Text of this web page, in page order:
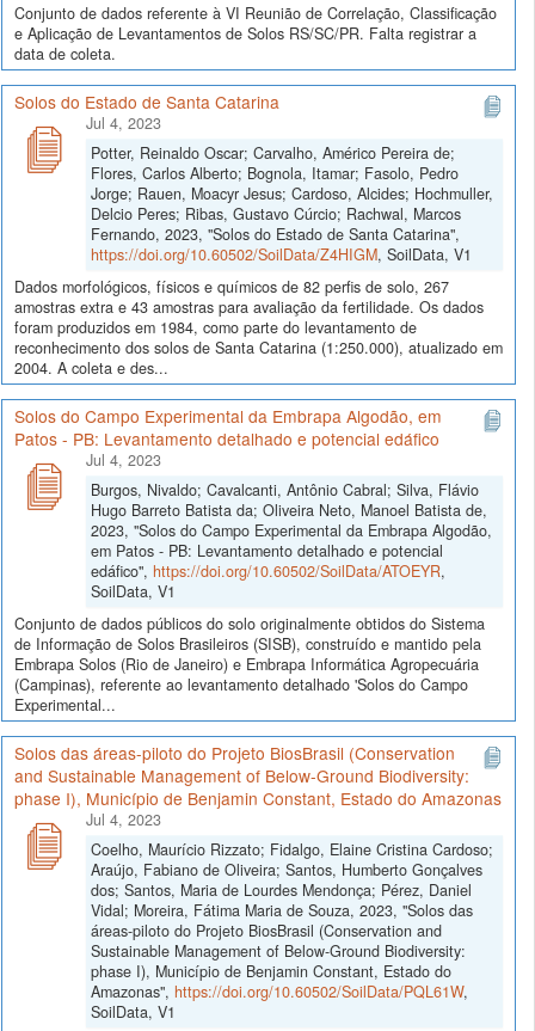
Conjunto de dados referente à VI Reunião de Correlação, Classificação
e Aplicação de Levantamentos de Solos RS/SC/PR. Falta registrar a
data de coleta.
Solos do Estado de Santa Catarina
Jul 4, 2023
Potter, Reinaldo Oscar; Carvalho, Américo Pereira de;
Flores, Carlos Alberto; Bognola, Itamar; Fasolo, Pedro
Jorge; Rauen, Moacyr Jesus; Cardoso, Alcides; Hochmuller,
Delcio Peres; Ribas, Gustavo Cúrcio; Rachwal, Marcos
Fernando, 2023, "Solos do Estado de Santa Catarina",
https://doi.org/10.60502/SoilData/Z4HIGM, SoilData, V1
Dados morfológicos, físicos e químicos de 82 perfis de solo, 267
amostras extra e 43 amostras para avaliação da fertilidade. Os dados
foram produzidos em 1984, como parte do levantamento de
reconhecimento dos solos de Santa Catarina (1:250.000), atualizado em
2004. A coleta e des...
Solos do Campo Experimental da Embrapa Algodão, em
Patos - PB: Levantamento detalhado e potencial edáfico
Jul 4, 2023
Burgos, Nivaldo; Cavalcanti, Antônio Cabral; Silva, Flávio
Hugo Barreto Batista da; Oliveira Neto, Manoel Batista de,
2023, "Solos do Campo Experimental da Embrapa Algodão,
em Patos - PB: Levantamento detalhado e potencial
edáfico", https://doi.org/10.60502/SoilData/ATOEYR,
SoilData, V1
Conjunto de dados públicos do solo originalmente obtidos do Sistema
de Informação de Solos Brasileiros (SISB), construído e mantido pela
Embrapa Solos (Rio de Janeiro) e Embrapa Informática Agropecuária
(Campinas), referente ao levantamento detalhado 'Solos do Campo
Experimental...
Solos das áreas-piloto do Projeto BiosBrasil (Conservation
and Sustainable Management of Below-Ground Biodiversity:
phase I), Município de Benjamin Constant, Estado do Amazonas
Jul 4, 2023
Coelho, Maurício Rizzato; Fidalgo, Elaine Cristina Cardoso;
Araújo, Fabiano de Oliveira; Santos, Humberto Gonçalves
dos; Santos, Maria de Lourdes Mendonça; Pérez, Daniel
Vidal; Moreira, Fátima Maria de Souza, 2023, "Solos das
áreas-piloto do Projeto BiosBrasil (Conservation and
Sustainable Management of Below-Ground Biodiversity:
phase I), Município de Benjamin Constant, Estado do
Amazonas", https://doi.org/10.60502/SoilData/PQL61W,
SoilData, V1